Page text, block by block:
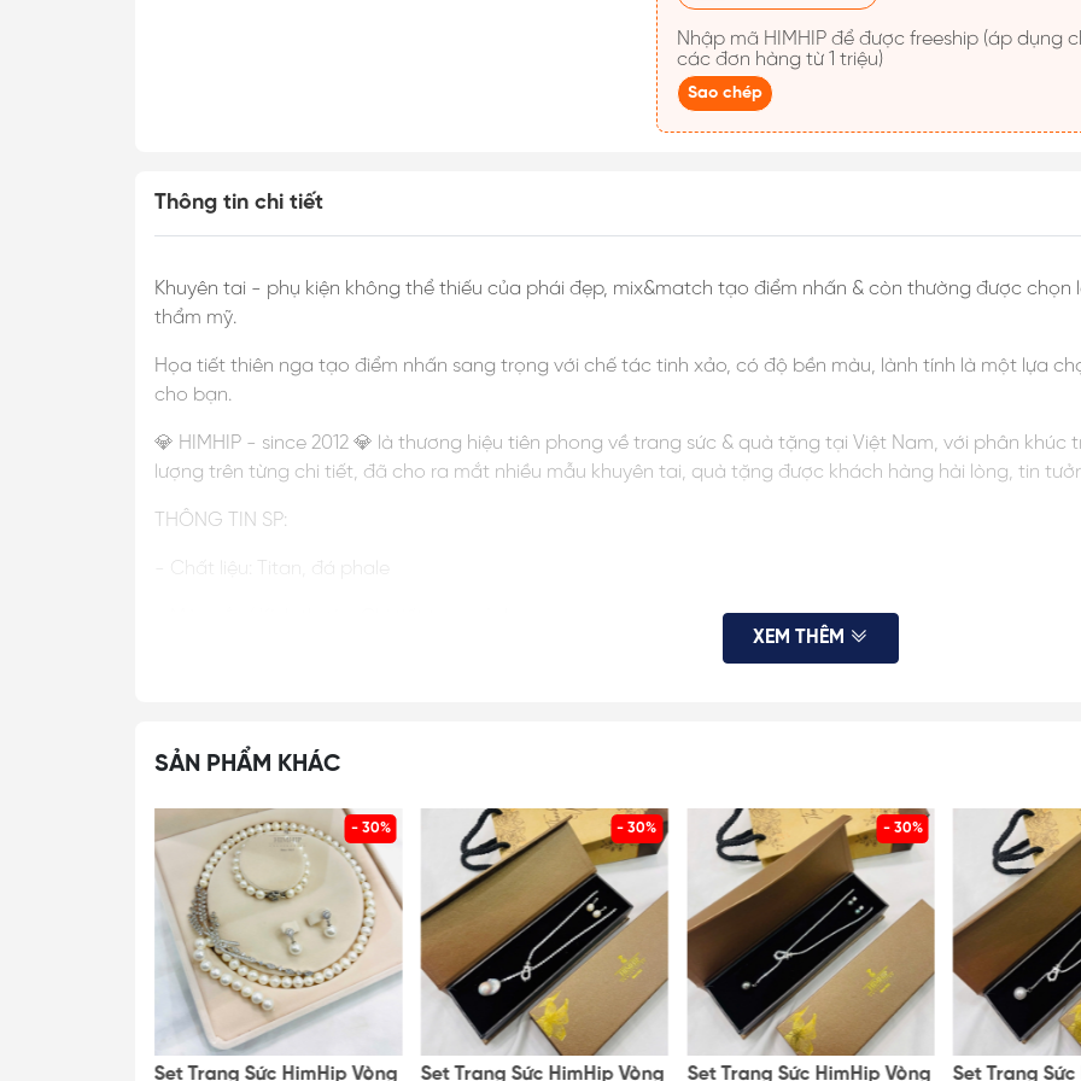
Nhập mã HIMHIPđể được freeship (áp dụng cho
các đơn hàng từ 1 triệu)
Sao chép
Thông tin chi tiết
Khuyên tai - phụ kiện không thể thiếu của phái đẹp, mix&match tạo điểm nhấn & còn thường được
thẩm mỹ.
Họa tiết thiên nga tạo điểm nhấn sang trọng với chế tác tinh xảo, có độ bền màu, lành tính là một lựa
cho bạn.
💎 HIMHIP - since 2012 💎 là thương hiệu tiên phong về trang sức & quà tặng tại Việt Nam, với phân
lượng trên từng chi tiết, đã cho ra mắt nhiều mẫu khuyên tai, quà tặng được khách hàng hài lòng, tin
THÔNG TIN SP:
- Chất liệu: Titan, đá phale
- Nếu đơn hàng có vấn đề, KH liên hệ ngay để HimHip kịp thời hỗ trợ, có phương án hợp lý nhất
- Liên hệ: https://himhipshop.vn/lien-he
1. TÁC DỤNG CỦA KHUYÊN TAI:
- Tạo điểm nhấn: một chi tiết nhỏ kết hợp cùng kiểu tóc, trang phục phù hợp giúp tổng thể chỉn chu,
- Thu hút tài lộc, may mắn
XEM THÊM
SẢN PHẨM KHÁC
- 30%
Set Trang Sức HimHip Vòng
- 30%
Set Trang Sức HimHip Vòng
- 30%
Set Trang Sức HimHip Vòng
Set Trang